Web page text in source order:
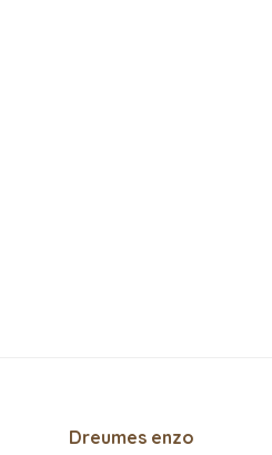
Dreumes enzo